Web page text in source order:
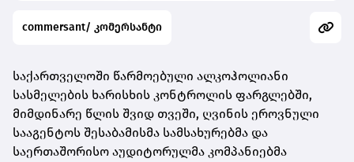
commersant/ კომერსანტი
საქართველოში წარმოებული ალკოჰოლიანი
სასმელების ხარისხის კონტროლის ფარგლებში,
მიმდინარე წლის შვიდ თვეში, ღვინის ეროვნული
სააგენტოს შესაბამისმა სამსახურებმა და
საერთაშორისო აუდიტორულმა კომპანიებმა